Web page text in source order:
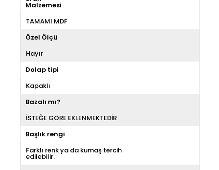
Malzemesi
TAMAMI MDF
Özel Ölçü
Hayır
Dolap tipi
Kapaklı
Bazalı mı?
İSTEĞE GÖRE EKLENMEKTEDİR
Başlık rengi
Farklı renk ya da kumaş tercih
edilebilir.